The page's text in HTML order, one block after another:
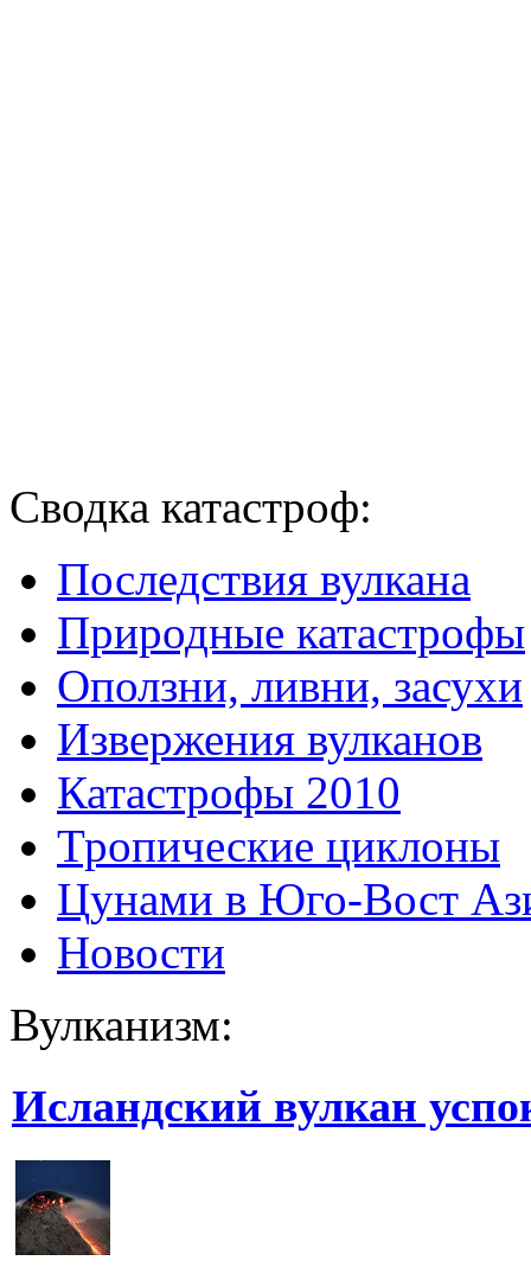
Сводка катастроф:
Последствия вулкана
Природные катастрофы
Оползни, ливни, засухи
Извержения вулканов
Катастрофы 2010
Тропические циклоны
Цунами в Юго-Вост
Новости
Вулканизм:
Исландский вулкан